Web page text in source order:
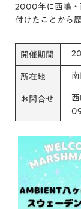
2000年に西嶋・
付けたことから
開催期間
所在地
お問合せ